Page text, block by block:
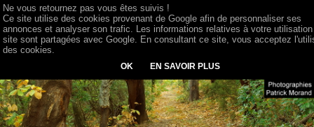
Ne vous retournez pas vous êtes suivis !
Ce site utilise des cookies provenant de Google afin de personnaliser ses
annonces et analyser son trafic. Les informations relatives à votre
site sont partagées avec Google. En consultant ce site, vous acceptez
des cookies.
OK EN SAVOIR PLUS